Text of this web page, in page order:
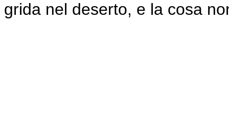
grida nel deserto, e la cosa